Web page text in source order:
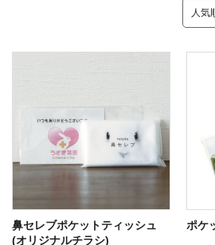
鼻セレブポケットティッシュ
(オリジナルチラシ)
ポケ